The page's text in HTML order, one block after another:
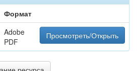
Формат
Adobe
PDF
Просмотреть/Открыть